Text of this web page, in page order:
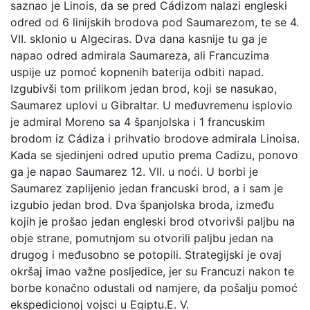
saznao je Linois, da se pred Cádizom nalazi engleski
odred od 6 linijskih brodova pod Saumarezom, te se 4.
VII. sklonio u Algeciras. Dva dana kasnije tu ga je
napao odred admirala Saumareza, ali Francuzima
uspije uz pomoć kopnenih baterija odbiti napad.
Izgubivši tom prilikom jedan brod, koji se nasukao,
Saumarez uplovi u Gibraltar. U međuvremenu isplovio
je admiral Moreno sa 4 španjolska i 1 francuskim
brodom iz Cádiza i prihvatio brodove admirala Linoisa.
Kada se sjedinjeni odred uputio prema Cadizu, ponovo
ga je napao Saumarez 12. VII. u noći. U borbi je
Saumarez zaplijenio jedan francuski brod, a i sam je
izgubio jedan brod. Dva španjolska broda, između
kojih je prošao jedan engleski brod otvorivši paljbu na
obje strane, pomutnjom su otvorili paljbu jedan na
drugog i međusobno se potopili. Strategijski je ovaj
okršaj imao važne posljedice, jer su Francuzi nakon te
borbe konačno odustali od namjere, da pošalju pomoć
ekspedicionoj vojsci u Egiptu.E. V.